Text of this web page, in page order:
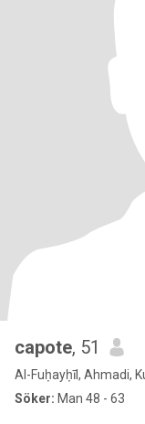
capote, 51
Al-Fuḥayḥīl, Ahmadi,
Söker: Man 48 - 63